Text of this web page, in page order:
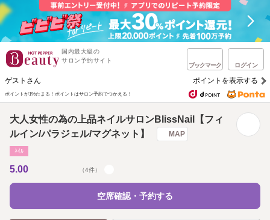
国内最大級の
サロン予約サイト
ブックマーク ログイン
ゲストさん ポイントを表示する
ポイントが1%たまる！ ポイントはサロン予約でつかえる！
大人女性の為の上品ネイルサロンBlissNail【フィ
ルイン/パラジェル/マグネット】
MAP
ﾈｲﾙ
5.00 （4件）
空席確認・予約する